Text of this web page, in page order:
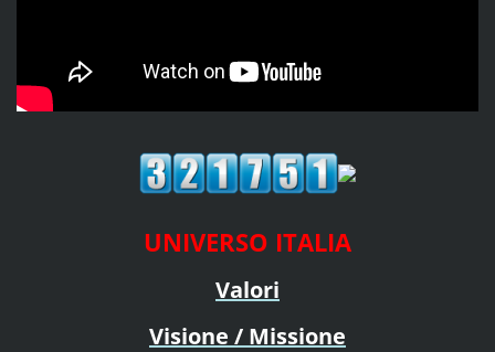
UNIVERSO ITALIA
Valori
Visione / Missione